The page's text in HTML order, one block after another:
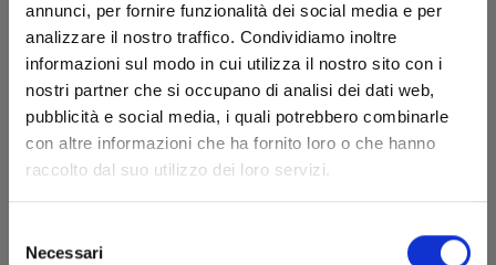
annunci, per fornire funzionalità dei social media e per
analizzare il nostro traffico. Condividiamo inoltre
informazioni sul modo in cui utilizza il nostro sito con i
nostri partner che si occupano di analisi dei dati web,
pubblicità e social media, i quali potrebbero combinarle
con altre informazioni che ha fornito loro o che hanno
raccolto dal suo utilizzo dei loro servizi.
delNecessari
XERXES - LA CADUTA DELLA CASA DI DARIO E
L'ASCESA DI ALESSANDRO